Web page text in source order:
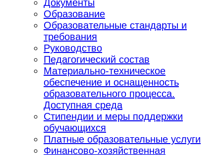
Документы
Образование
Образовательные стандарты и
требования
Руководство
Педагогический состав
Материально-техническое
обеспечение и оснащенность
образовательного процесса.
Доступная среда
Стипендии и меры поддержки
обучающихся
Платные образовательные услуги
Финансово-хозяйственная